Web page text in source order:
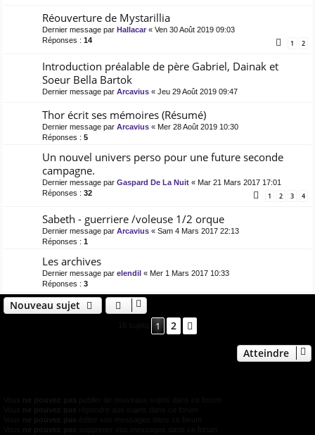
Réouverture de Mystarillia
Dernier message par Hallacar « Ven 30 Août 2019 09:03
Réponses : 14 1 2
Introduction préalable de père Gabriel, Dainak et
Soeur Bella Bartok
Dernier message par Arcavius « Jeu 29 Août 2019 09:47
Thor écrit ses mémoires (Résumé)
Dernier message par Arcavius « Mer 28 Août 2019 10:30
Réponses : 5
Un nouvel univers perso pour une future seconde
campagne.
Dernier message par Gaspard De La Nuit « Mar 21 Mars 2017 17:01
Réponses : 32 1 2 3 4
Sabeth - guerriere /voleuse 1/2 orque
Dernier message par Arcavius « Sam 4 Mars 2017 22:13
Réponses : 1
Les archives
Dernier message par elendil « Mer 1 Mars 2017 10:33
Réponses : 3
Nouveau sujet
1 2
Atteindre